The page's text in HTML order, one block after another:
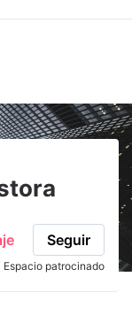
Seguir
Espacio patrocinado